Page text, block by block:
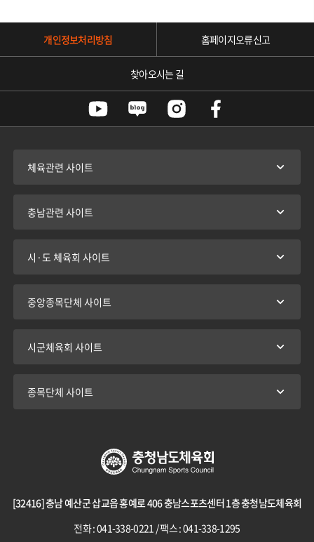
개인정보처리방침 홈페이지오류신고
찾아오시는 길
체육관련 사이트
충남관련 사이트
시·도 체육회 사이트
중앙종목단체 사이트
시군체육회 사이트
종목단체 사이트
[32416] 충남 예산군 삽교읍 홍예로 406 충남스포츠센터 1층 충청남도체육회
전화 : 041-338-0221 / 팩스 : 041-338-1295